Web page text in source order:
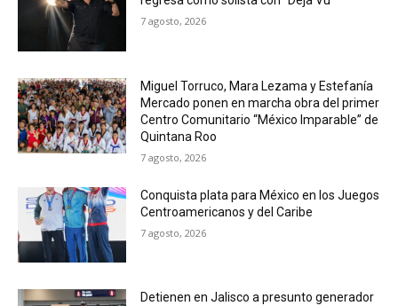
7 agosto, 2026
Miguel Torruco, Mara Lezama y Estefanía
Mercado ponen en marcha obra del primer
Centro Comunitario “México Imparable” de
Quintana Roo
7 agosto, 2026
Conquista plata para México en los Juegos
Centroamericanos y del Caribe
7 agosto, 2026
Detienen en Jalisco a presunto generador